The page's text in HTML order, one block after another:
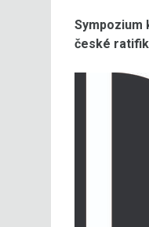
Sympozium
české